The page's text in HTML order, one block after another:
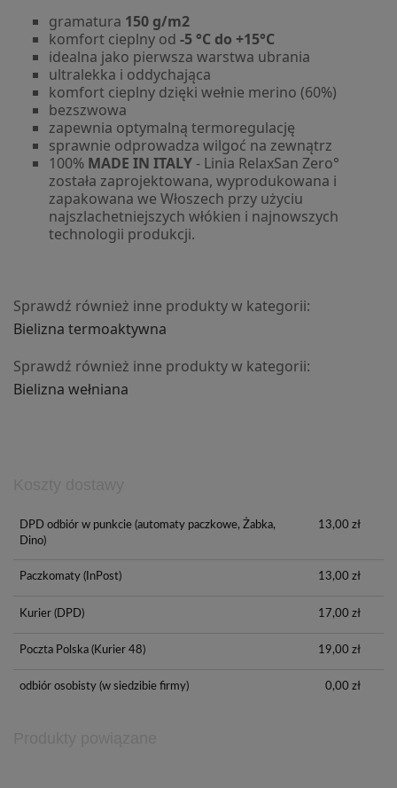
gramatura 150 g/m2
komfort cieplny od -5 °C do +15°C
idealna jako pierwsza warstwa ubrania
ultralekka i oddychająca
komfort cieplny dzięki wełnie merino (60%)
bezszwowa
zapewnia optymalną termoregulację
sprawnie odprowadza wilgoć na zewnątrz
100% MADE IN ITALY- Linia RelaxSan Zero°
została zaprojektowana, wyprodukowana i
zapakowana we Włoszech przy użyciu
najszlachetniejszych włókien i najnowszych
technologii produkcji.
Sprawdź również inne produkty w kategorii:
Bielizna termoaktywna
Sprawdź również inne produkty w kategorii:
Bielizna wełniana
DPD odbiór w punkcie(automaty paczkowe, Żabka,
Dino)
13,00 zł
Paczkomaty(InPost) 13,00 zł
Kurier(DPD) 17,00 zł
Poczta Polska(Kurier 48) 19,00 zł
odbiór osobisty(w siedzibie firmy) 0,00 zł